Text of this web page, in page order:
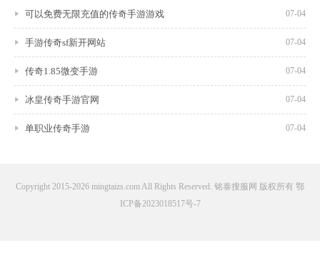
可以免费无限充值的传奇手游游戏 07-04
手游传奇sf新开网站 07-04
传奇1.85微变手游 07-04
冰皇传奇手游官网 07-04
单职业传奇手游 07-04
Copyright 2015-2026 mingtaizs.com All Rights Reserved. 铭泰搜服网 版权所有 鄂
ICP备2023018517号-7